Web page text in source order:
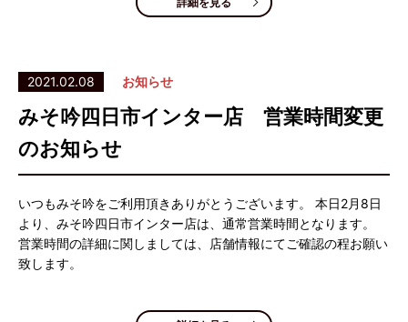
2021.02.08 お知らせ
みそ吟四日市インター店 営業時間変更
のお知らせ
いつもみそ吟をご利用頂きありがとうございます。 本日2月8日
より、みそ吟四日市インター店は、通常営業時間となります。
営業時間の詳細に関しましては、店舗情報にてご確認の程お願い
致します。